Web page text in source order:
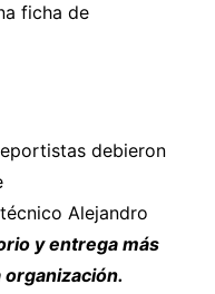
ficha de
debieron
Alejandro
y entrega más
organización.